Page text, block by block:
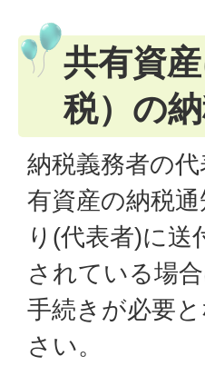
共有資
税）の
納税義務者の
有資産の納税
り(代表者)に
されている場
手続きが必要
さい。